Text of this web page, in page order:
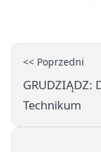
<< Poprzedni
GRUDZIĄDZ:
Technikum